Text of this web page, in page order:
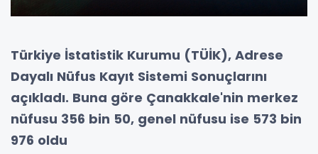
Türkiye İstatistik Kurumu (TÜİK), Adrese
Dayalı Nüfus Kayıt Sistemi Sonuçlarını
açıkladı. Buna göre Çanakkale'nin merkez
nüfusu 356 bin 50, genel nüfusu ise 573 bin
976 oldu